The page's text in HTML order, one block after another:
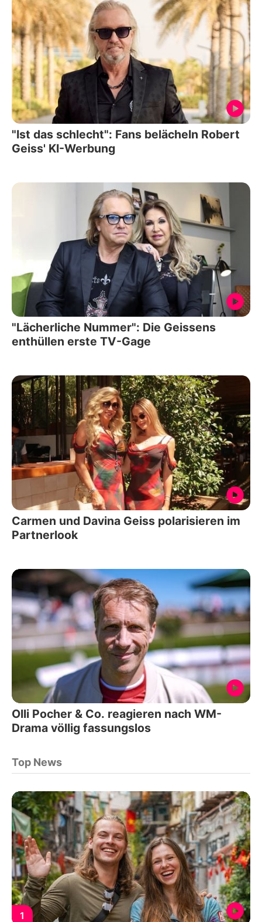
"Ist das schlecht": Fans belächeln Robert
Geiss' KI-Werbung
"Lächerliche Nummer": Die Geissens
enthüllen erste TV-Gage
Carmen und Davina Geiss polarisieren im
Partnerlook
Olli Pocher & Co. reagieren nach WM-
Drama völlig fassungslos
Top News
1